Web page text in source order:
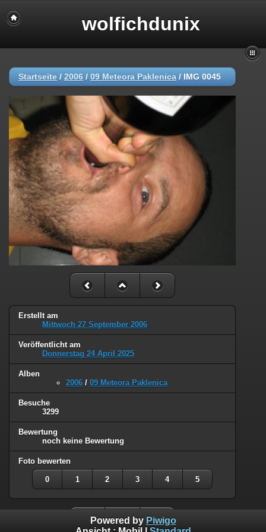
wolfichdunix
Startseite / 2006 / 09 Meteora Paklenica / IMG 0045
Erstellt am
Mittwoch 27 September 2006
Veröffentlicht am
Donnerstag 24 April 2025
Alben
2006 / 09 Meteora Paklenica
Besuche
3299
Bewertung
noch keine Bewertung
Foto bewerten
0 1 2 3 4 5
Powered by Piwigo